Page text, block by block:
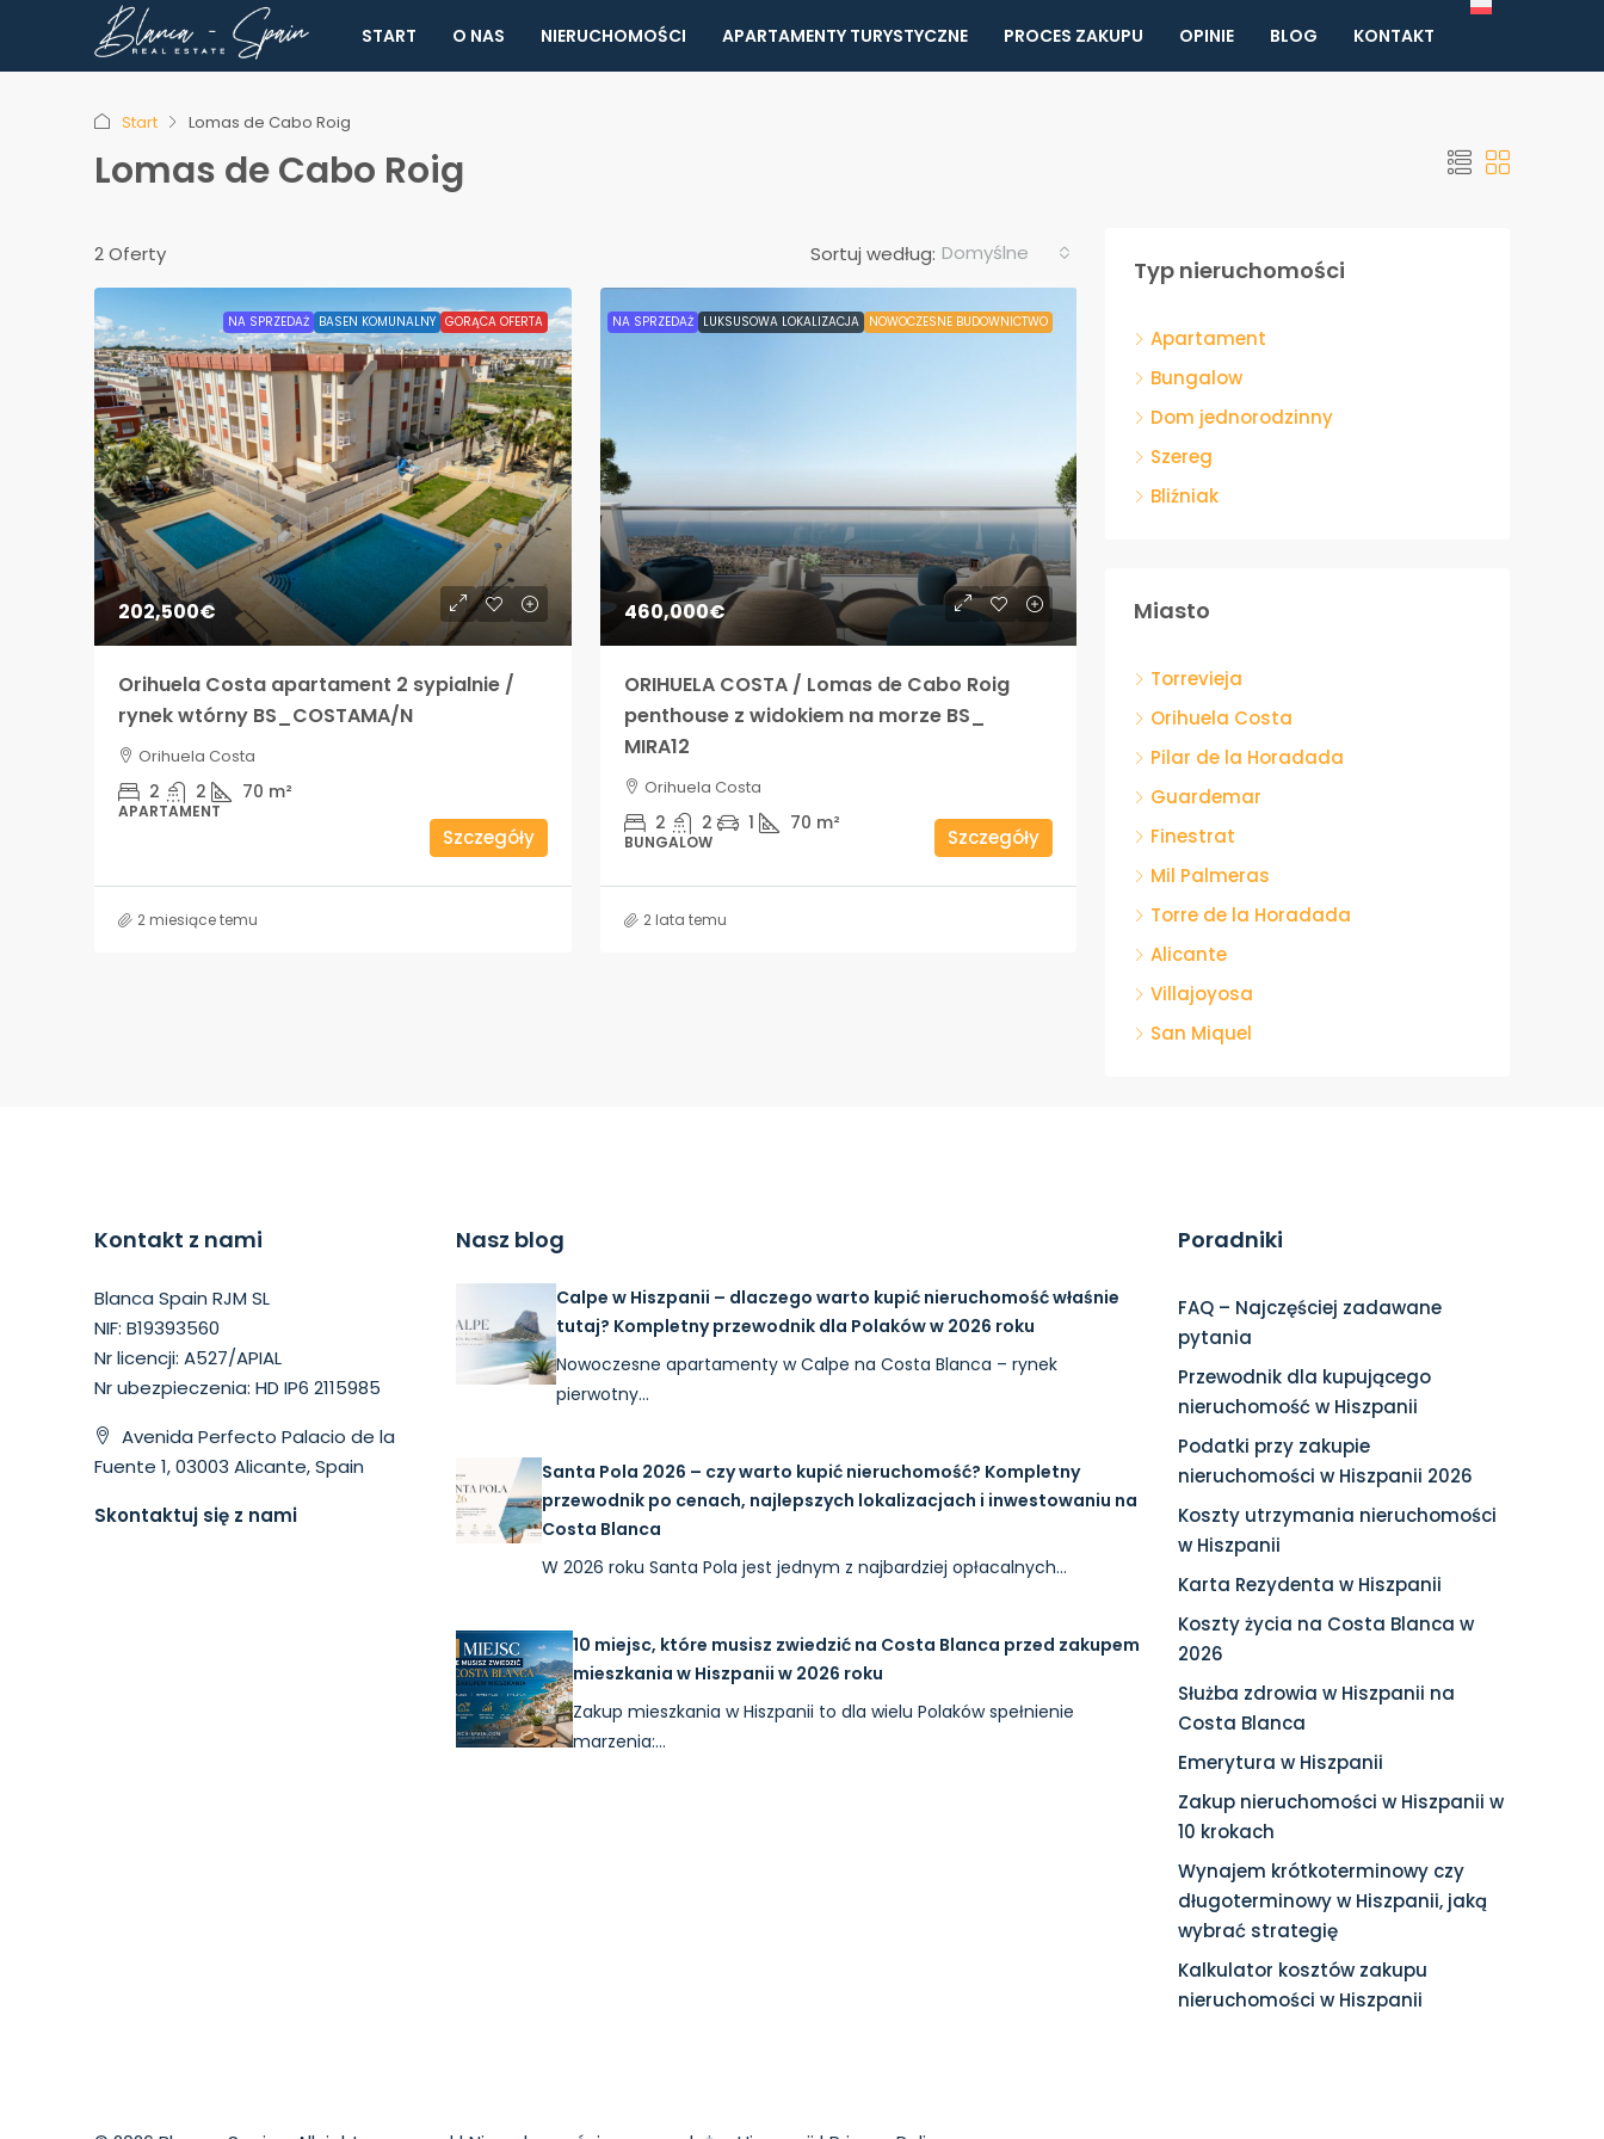
START O NAS NIERUCHOMOŚCI APARTAMENTY TURYSTYCZNE PROCES ZAKUPU OPINIE BLOG KONTAKT
Start Lomas de Cabo Roig
Lomas de Cabo Roig
2 Oferty Sortuj według: Domyślne
NA SPRZEDAŻ BASEN KOMUNALNY GORĄCA OFERTA
202,500€
Orihuela Costa apartament 2 sypialnie /
rynek wtórny BS_COSTAMA/N
Orihuela Costa
2 2 70 m²
APARTAMENT
Szczegóły
2 miesiące temu
NA SPRZEDAŻ LUKSUSOWA LOKALIZACJA NOWOCZESNE BUDOWNICTWO
460,000€
ORIHUELA COSTA / Lomas de Cabo Roig
penthouse z widokiem na morze BS_
MIRA12
Orihuela Costa
2 2 1 70 m²
BUNGALOW Szczegóły
2 lata temu
Typ nieruchomości
Apartament
Bungalow
Dom jednorodzinny
Szereg
Bliźniak
Miasto
Torrevieja
Orihuela Costa
Pilar de la Horadada
Guardemar
Finestrat
Mil Palmeras
Torre de la Horadada
Alicante
Villajoyosa
San Miquel
Kontakt z nami
Blanca Spain RJM SL
NIF: B19393560
Nr licencji: A527/APIAL
Nr ubezpieczenia: HD IP6 2115985
Avenida Perfecto Palacio de la
Fuente 1, 03003 Alicante, Spain
Skontaktuj się z nami
Nasz blog
Calpe w Hiszpanii – dlaczego warto kupić nieruchomość właśnie
tutaj? Kompletny przewodnik dla Polaków w 2026 roku
Nowoczesne apartamenty w Calpe na Costa Blanca – rynek
pierwotny…
Santa Pola 2026 – czy warto kupić nieruchomość? Kompletny
przewodnik po cenach, najlepszych lokalizacjach i inwestowaniu na
Costa Blanca
W 2026 roku Santa Pola jest jednym z najbardziej opłacalnych…
10 miejsc, które musisz zwiedzić na Costa Blanca przed zakupem
mieszkania w Hiszpanii w 2026 roku
Zakup mieszkania w Hiszpanii to dla wielu Polaków spełnienie
marzenia:…
Poradniki
FAQ – Najczęściej zadawane
pytania
Przewodnik dla kupującego
nieruchomość w Hiszpanii
Podatki przy zakupie
nieruchomości w Hiszpanii 2026
Koszty utrzymania nieruchomości
w Hiszpanii
Karta Rezydenta w Hiszpanii
Koszty życia na Costa Blanca w
2026
Służba zdrowia w Hiszpanii na
Costa Blanca
Emerytura w Hiszpanii
Zakup nieruchomości w Hiszpanii w
10 krokach
Wynajem krótkoterminowy czy
długoterminowy w Hiszpanii, jaką
wybrać strategię
Kalkulator kosztów zakupu
nieruchomości w Hiszpanii